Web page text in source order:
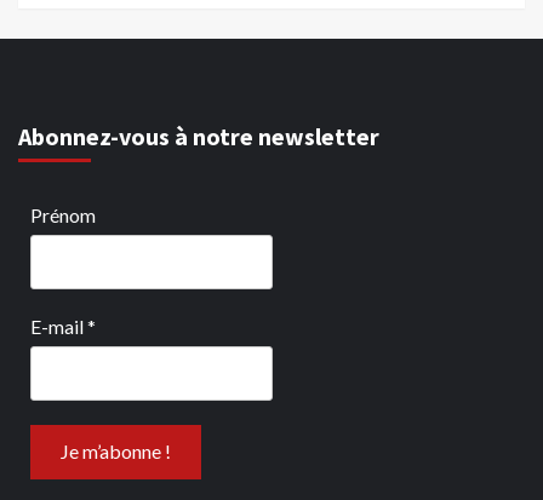
Abonnez-vous à notre newsletter
Prénom
E-mail*